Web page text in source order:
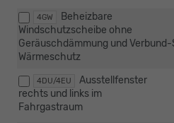
4GW
Beheizbare
Windschutzscheibe ohne
Geräuschdämmung und
Wärmeschutz
4DU/4EU
Ausstellfenster
rechts und links im
Fahrgastraum